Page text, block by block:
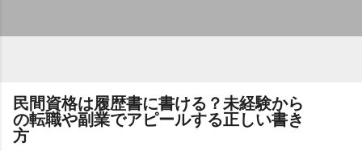
民間資格は履歴書に書ける？未経験から
の転職や副業でアピールする正しい書き
方